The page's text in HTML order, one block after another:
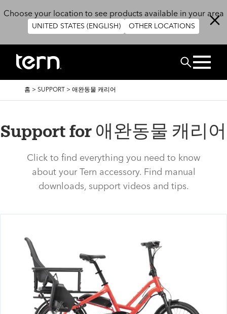
Choose your location to see products available in your area
UNITED STATES (ENGLISH) OTHER LOCATIONS
검색
이
홈 > SUPPORT > 애완동물 캐리어
Support for 애완동물 캐리어
Click to find everything you need to know
about your Tern accessory. Find manual
downloads, support videos and tips.